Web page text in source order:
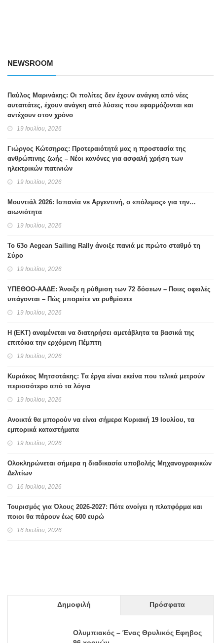
NEWSROOM
Παύλος Μαρινάκης: Οι πολίτες δεν έχουν ανάγκη από νέες
αυταπάτες, έχουν ανάγκη από λύσεις που εφαρμόζονται και
αντέχουν στον χρόνο
19 Ιουλίου, 2026
Γιώργος Κώτσηρας: Προτεραιότητά μας η προστασία της
ανθρώπινης ζωής – Νέοι κανόνες για ασφαλή χρήση των
ηλεκτρικών πατινιών
19 Ιουλίου, 2026
Μουντιάλ 2026: Ισπανία vs Αργεντινή, ο «πόλεμος» για την…
αιωνιότητα
19 Ιουλίου, 2026
Το 63ο Aegean Sailing Rally άνοιξε πανιά με πρώτο σταθμό τη
Σύρο
19 Ιουλίου, 2026
ΥΠΕΘΟΟ-ΑΑΔΕ: Άνοιξε η ρύθμιση των 72 δόσεων – Ποιες οφειλές
υπάγονται – Πώς μπορείτε να ρυθμίσετε
19 Ιουλίου, 2026
H (ΕΚΤ) αναμένεται να διατηρήσει αμετάβλητα τα βασικά της
επιτόκια την ερχόμενη Πέμπτη
19 Ιουλίου, 2026
Κυριάκος Μητσοτάκης: Tα έργα είναι εκείνα που τελικά μετρούν
περισσότερο από τα λόγια
19 Ιουλίου, 2026
Ανοικτά θα μπορούν να είναι σήμερα Κυριακή 19 Ιουλίου, τα
εμπορικά καταστήματα
19 Ιουλίου, 2026
Ολοκληρώνεται σήμερα η διαδικασία υποβολής Μηχανογραφικών
Δελτίων
16 Ιουλίου, 2026
Τουρισμός για Όλους 2026-2027: Πότε ανοίγει η πλατφόρμα και
ποιοι θα πάρουν έως 600 ευρώ
16 Ιουλίου, 2026
Δημοφιλή Πρόσφατα
Ολυμπιακός – Ένας Θρυλικός Εφηβος